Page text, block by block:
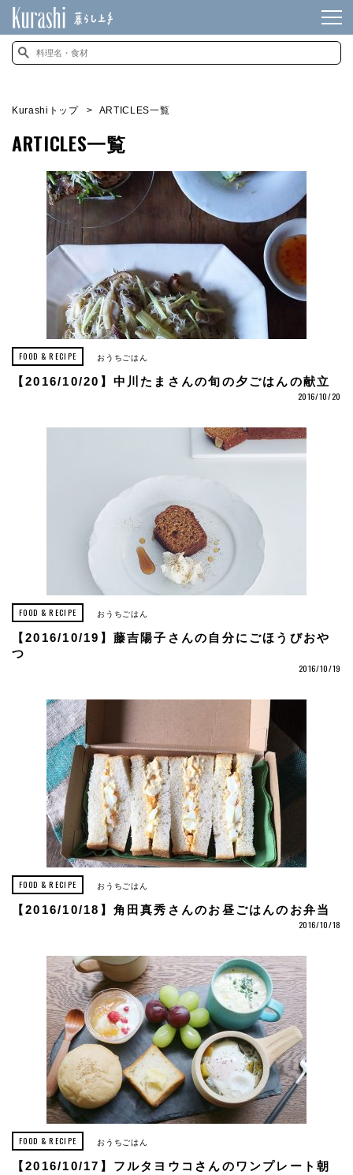
Kurashiトップ ARTICLES一覧
ARTICLES一覧
FOOD & RECIPE おうちごはん
【2016/10/20】中川たまさんの旬の夕ごはんの献立
2016/10/20
FOOD & RECIPE おうちごはん
【2016/10/19】藤吉陽子さんの自分にごほうびおや
つ
2016/10/19
FOOD & RECIPE おうちごはん
【2016/10/18】角田真秀さんのお昼ごはんのお弁当
2016/10/18
FOOD & RECIPE おうちごはん
【2016/10/17】フルタヨウコさんのワンプレート朝